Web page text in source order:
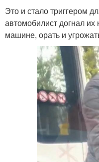
Это и стало триггером
автомобилист догнал их
машине, орать и